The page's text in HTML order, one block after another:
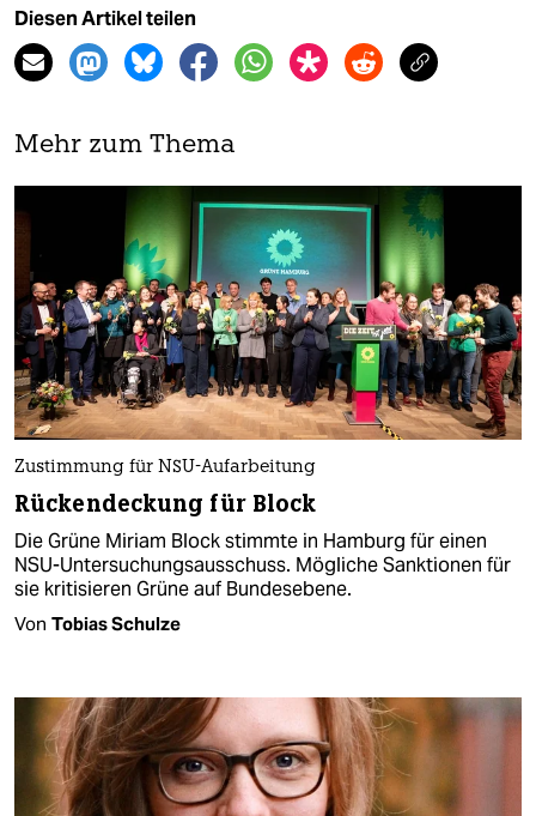
Diesen Artikel teilen
Mehr zum Thema
Zustimmung für NSU-Aufarbeitung
Rückendeckung für Block
Die Grüne Miriam Block stimmte in Hamburg für einen
NSU-Untersuchungsausschuss. Mögliche Sanktionen für
sie kritisieren Grüne auf Bundesebene.
Von Tobias Schulze